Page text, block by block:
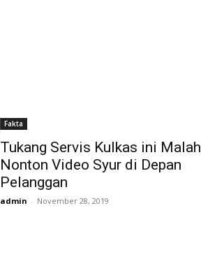
Fakta
Tukang Servis Kulkas ini Malah
Nonton Video Syur di Depan
Pelanggan
admin - November 28, 2019